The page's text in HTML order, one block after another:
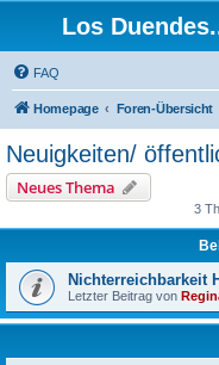
Los
FAQ
Homepage Foren-Übersicht
Neuigkeiten/
Neues Thema
3
Nichterreichbarkeit
Letzter Beitrag von